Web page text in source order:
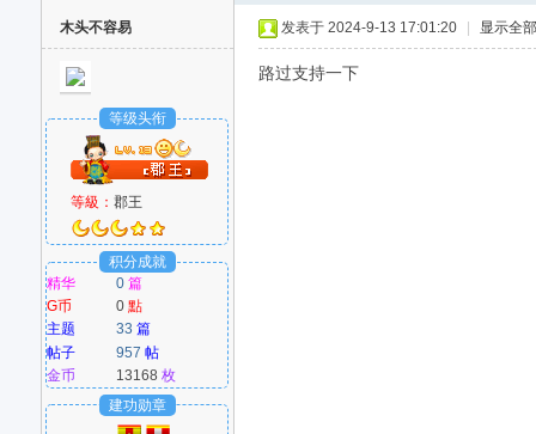
木头不容易
等级头衔
等級：郡王
积分成就
精华
0 篇
G币
0點
主题
33 篇
帖子
957 帖
金币
13168枚
建功勋章
发表于 2024-9-13 17:01:20 显示全
路过支持一下